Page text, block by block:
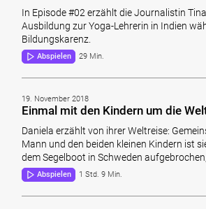
In Episode #02 erzählt die Journalistin
Ausbildung zur Yoga-Lehrerin in Indien
Bildungskarenz.
Abspielen 29 Min.
19. November 2018
Einmal mit den Kindern um die
Daniela erzählt von ihrer Weltreise:
Mann und den beiden kleinen Kindern ist
dem Segelboot in Schweden aufgebrochen,
Abspielen 1 Std. 9 Min.